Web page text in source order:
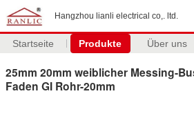
Hangzhou lianli electrical co,. ltd.
Startseite Produkte Über uns
25mm 20mm weiblicher Messing-
Faden GI Rohr-20mm